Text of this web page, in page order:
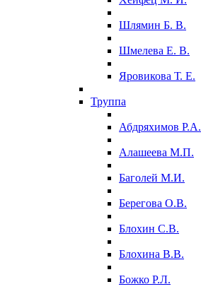
Шлямин Б. В.
Шмелева Е. В.
Яровикова Т. Е.
Труппа
Абдряхимов Р.А.
Алашеева М.П.
Баголей М.И.
Берегова О.В.
Блохин С.В.
Блохина В.В.
Божко Р.Л.